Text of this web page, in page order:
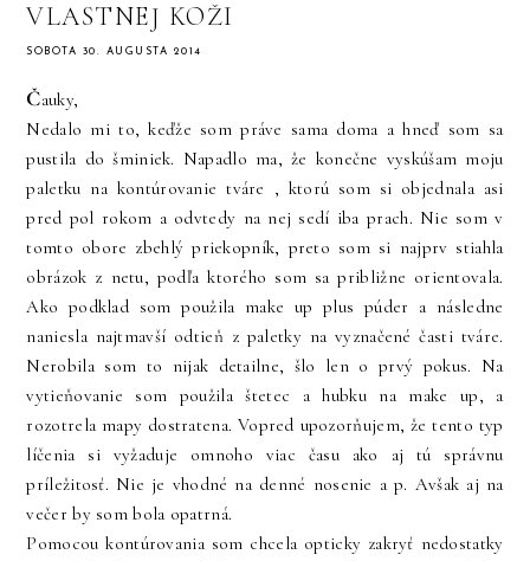
VLASTNEJ KOŽI
SOBOTA 30. AUGUSTA 2014
Čauky,
Nedalo mi to, keďže som práve sama doma a hneď som sa
pustila do šminiek. Napadlo ma, že konečne vyskúšam moju
paletku na kontúrovanie tváre , ktorú som si objednala asi
pred pol rokom a odvtedy na nej sedí iba prach. Nie som v
tomto obore zbehlý priekopník, preto som si najprv stiahla
obrázok z netu, podľa ktorého som sa približne orientovala.
Ako podklad som použila make up plus púder a následne
naniesla najtmavší odtieň z paletky na vyznačené časti tváre.
Nerobila som to nijak detailne, šlo len o prvý pokus. Na
vytieňovanie som použila štetec a hubku na make up, a
rozotrela mapy dostratena. Vopred upozorňujem, že tento typ
líčenia si vyžaduje omnoho viac času ako aj tú správnu
príležitosť. Nie je vhodné na denné nosenie a p. Avšak aj na
večer by som bola opatrná.
Pomocou kontúrovania som chcela opticky zakryť nedostatky